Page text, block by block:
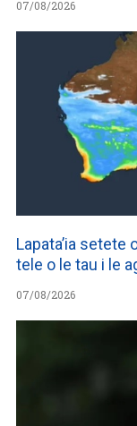
07/08/2026
Lapata’ia setete
tele o le tau i le
07/08/2026